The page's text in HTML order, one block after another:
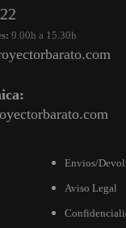
9.00h a 15.30h
Envios/
Aviso Legal